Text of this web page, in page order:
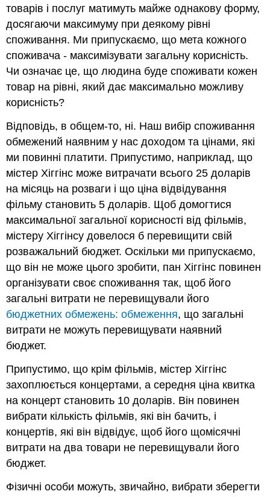
товарів і послуг матимуть майже однакову форму,
досягаючи максимуму при деякому рівні
споживання. Ми припускаємо, що мета кожного
споживача - максимізувати загальну корисність.
Чи означає це, що людина буде споживати кожен
товар на рівні, який дає максимально можливу
корисність?
Відповідь, в общем-то, ні. Наш вибір споживання
обмежений наявним у нас доходом та цінами, які
ми повинні платити. Припустимо, наприклад, що
містер Хіггінс може витрачати всього 25 доларів
на місяць на розваги і що ціна відвідування
фільму становить 5 доларів. Щоб домогтися
максимальної загальної корисності від фільмів,
містеру Хіггінсу довелося б перевищити свій
розважальний бюджет. Оскільки ми припускаємо,
що він не може цього зробити, пан Хіггінс повинен
організувати своє споживання так, щоб його
загальні витрати не перевищували його
бюджетних обмежень: обмеження, що загальні
витрати не можуть перевищувати наявний
бюджет.
Припустимо, що крім фільмів, містер Хіггінс
захоплюється концертами, а середня ціна квитка
на концерт становить 10 доларів. Він повинен
вибрати кількість фільмів, які він бачить, і
концертів, які він відвідує, щоб його щомісячні
витрати на два товари не перевищували його
бюджет.
Фізичні особи можуть, звичайно, вибрати зберегти